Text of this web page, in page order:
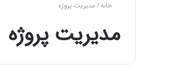
خانه/مدیریت پروژه
مدیریت پروژه